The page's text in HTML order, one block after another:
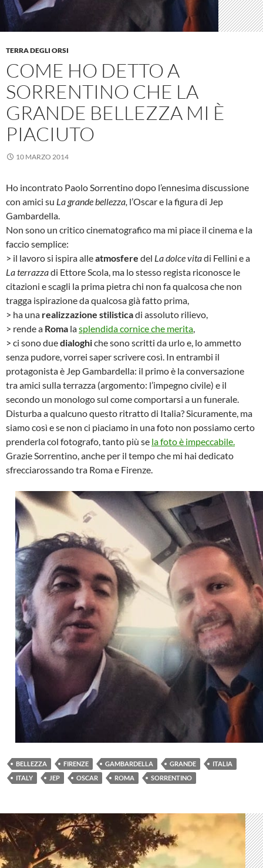
TERRA DEGLI ORSI
COME HO DETTO A
SORRENTINO CHE LA
GRANDE BELLEZZA MI È
PIACIUTO
10 MARZO 2014
Ho incontrato Paolo Sorrentino dopo l’ennesima discussione
con amici su La grande bellezza, l’Oscar e la figura di Jep
Gambardella.
Non sono un critico cinematografico ma mi piace il cinema e la
faccio semplice:
> il lavoro si ispira alleatmosfere del La dolce vitadi Fellini e a
La terrazzadi Ettore Scola, ma lo stesso regista riconosce le
citazioni e scagli la prima pietra chi non fa qualcosa che non
tragga ispirazione da qualcosa già fatto prima,
> ha una realizzazione stilisticadi assoluto rilievo,
> rende a Roma lasplendida cornice che merita,
> ci sono duedialoghiche sono scritti da urlo e, lo ammetto
senza pudore, vorrei saper scrivere così. In entrambi il
protagonista è Jep Gambardella: il primo è la conversazione
tra amici sulla terrazza (argomento: l’impegno civile) e il
secondo un monologo sul come comportarsi a un funerale.
Disturba a qualcuno questo ritratto di Italia? Sicuramente, ma
siamo così e se non ci piaciamo in una foto non possiamo certo
prenderla col fotografo, tanto più se la foto è impeccabile.
Grazie Sorrentino, anche per il tempo che mi hai dedicato
sfrecciarossando tra Roma e Firenze.
BELLEZZA FIRENZE GAMBARDELLA GRANDE
ITALIA
ITALY
JEP OSCAR ROMA SORRENTINO